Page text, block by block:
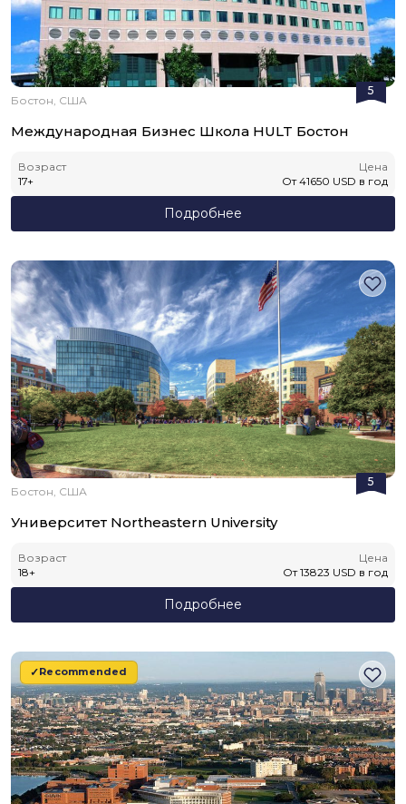
5
Бостон, США
Международная Бизнес Школа HULT Бостон
Возраст
17+
Цена
От 41650 USD в год
Подробнее
5
Бостон, США
Университет Northeastern University
Возраст
18+
Цена
От 13823 USD в год
Подробнее
Recommended